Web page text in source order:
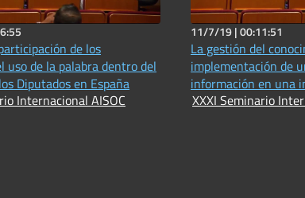
de los
uso de la palabra dentro del
Diputados en España
Internacional AISOC
11/7/19 |00:11:51
La gestión del
implementación de
información en una
educación superior
XXXI Seminario